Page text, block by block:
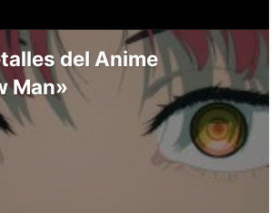
del Anime
Man»